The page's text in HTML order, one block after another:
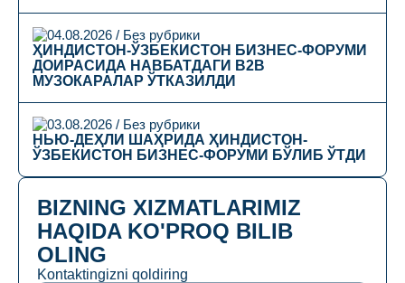
04.08.2026 / Без рубрики
ҲИНДИСТОН-ЎЗБЕКИСТОН БИЗНЕС-ФОРУМИ
ДОИРАСИДА НАВБАТДАГИ B2B
МУЗОКАРАЛАР ЎТКАЗИЛДИ
03.08.2026 / Без рубрики
НЬЮ-ДЕҲЛИ ШАҲРИДА ҲИНДИСТОН-
ЎЗБЕКИСТОН БИЗНЕС-ФОРУМИ БЎЛИБ ЎТДИ
BIZNING XIZMATLARIMIZ
HAQIDA KO'PROQ BILIB
OLING
Kontaktingizni qoldiring